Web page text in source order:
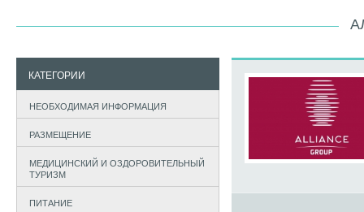
КАТЕГОРИИ
НЕОБХОДИМАЯ ИНФОРМАЦИЯ
РАЗМЕЩЕНИЕ
МЕДИЦИНСКИЙ И ОЗДОРОВИТЕЛЬНЫЙ
ТУРИЗМ
ПИТАНИЕ